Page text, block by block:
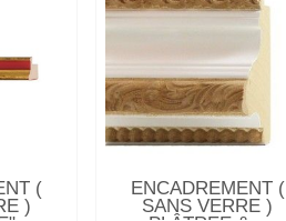
(
)
ENCADREMENT (
SANS VERRE )